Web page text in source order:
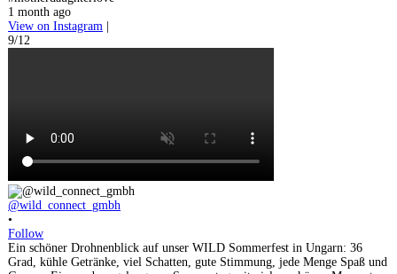
1 month ago
View on Instagram |
9/12
@wild_connect_gmbh
•
Follow
Ein schöner Drohnenblick auf unser WILD Sommerfest in Ungarn: 36
Grad, kühle Getränke, viel Schatten, gute Stimmung, jede Menge Spaß und